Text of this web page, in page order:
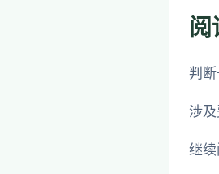
阅
判
涉
继